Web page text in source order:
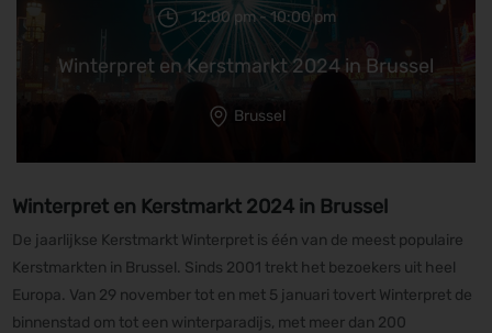
12:00 pm - 10:00 pm
Winterpret en Kerstmarkt 2024 in Brussel
Brussel
Winterpret en Kerstmarkt 2024 in Brussel
De jaarlijkse Kerstmarkt Winterpret is één van de meest populaire
Kerstmarkten in Brussel. Sinds 2001 trekt het bezoekers uit heel
Europa. Van 29 november tot en met 5 januari tovert Winterpret de
binnenstad om tot een winterparadijs, met meer dan 200